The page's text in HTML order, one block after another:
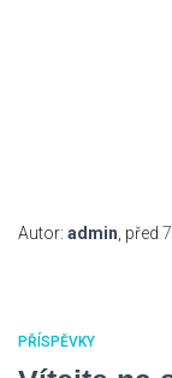
Autor: admin , před
PŘÍSPĚVKY